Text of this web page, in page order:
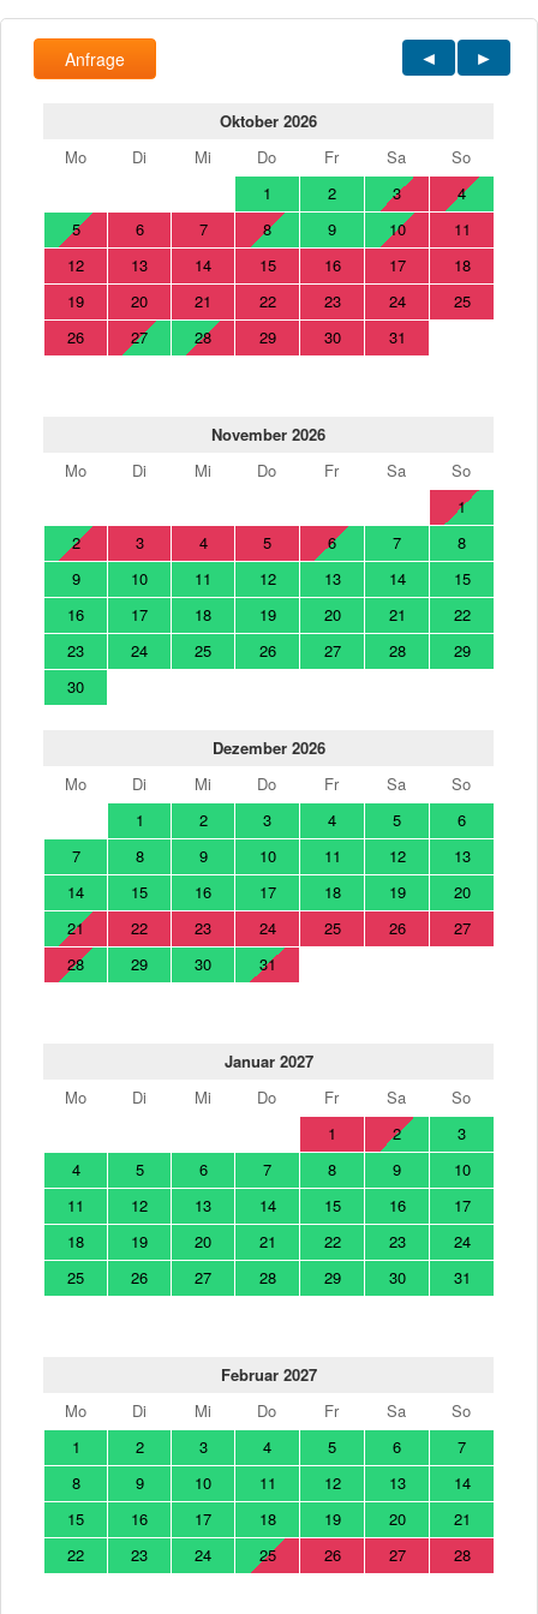
Anfrage
Oktober 2026
Mo
Di Mi Do Fr Sa
So
1
2 3
4
5
6 7 8 9 10
11
12
13 14 15 16 17
18
19
20 21 22 23 24
25
26
27 28 29 30 31
November 2026
Mo
Di Mi Do Fr Sa
So
1
2
3 4 5 6 7
8
9
10 11 12 13 14
15
16
17 18 19 20 21
22
23
24 25 26 27 28
29
30
Dezember 2026
Mo
Di Mi Do Fr Sa
So
1
2 3 4 5
6
7
8 9 10 11 12
13
14
15 16 17 18 19
20
21
22 23 24 25 26
27
28
29 30 31
Januar 2027
Mo
Di Mi Do Fr Sa
So
1
2
3
4
5 6 7 8 9
10
11
12 13 14 15 16
17
18
19 20 21 22 23
24
25
26 27 28 29 30 31
Februar 2027
Mo
Di Mi Do Fr Sa
So
1
2 3 4 5 6
7
8
9 10 11 12 13
14
15
16 17 18 19 20
21
22
23 24 25 26 27 28